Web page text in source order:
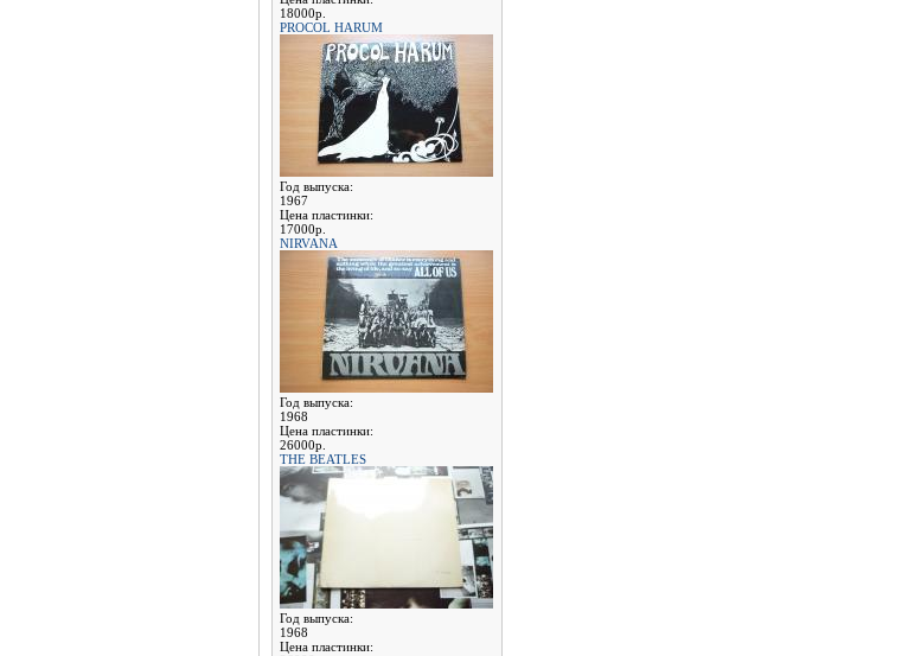
18000р.
PROCOL HARUM
Год выпуска:
1967
Цена пластинки:
17000р.
NIRVANA
Год выпуска:
1968
Цена пластинки:
26000р.
THE BEATLES
Год выпуска:
1968
Цена пластинки: